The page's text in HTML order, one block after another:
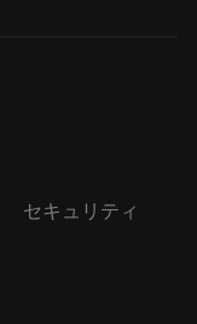
セキュリティ